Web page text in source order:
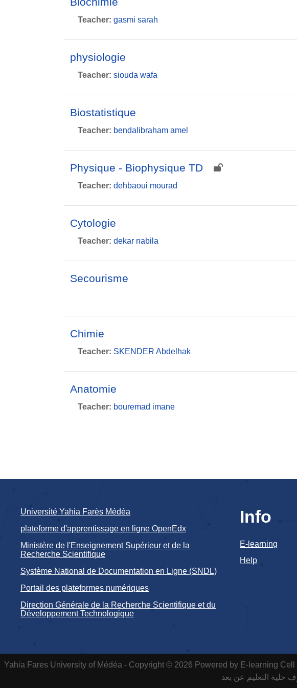
Teacher: gasmi sarah
physiologie
Teacher: siouda wafa
Biostatistique
Teacher: bendalibraham amel
Physique - Biophysique TD
Teacher: dehbaoui mourad
Cytologie
Teacher: dekar nabila
Secourisme
Chimie
Teacher: SKENDER Abdelhak
Anatomie
Teacher: bouremad imane
Université Yahia Farès Médéa
plateforme d'apprentissage en ligne OpenEdx
Ministère de l'Enseignement Supérieur et de la
Recherche Scientifique
Système National de Documentation en Ligne (SNDL)
Portail des plateformes numériques
Direction Générale de la Recherche Scientifique et du
Développement Technologique
Info
E-learning
Help
Yahia Fares University of Médéa - Copyright © 2026 Powered by E-learning Cell